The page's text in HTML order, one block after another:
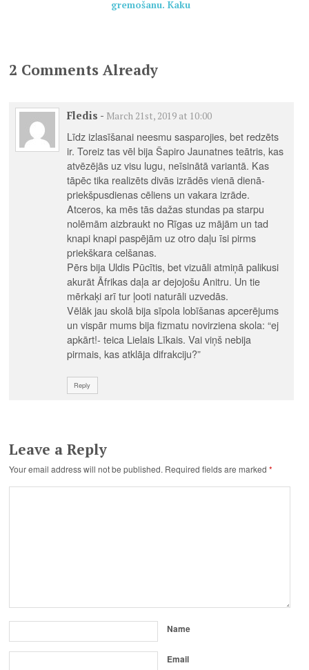
gremošanu. Kaku
2 Comments Already
Fledis - March 21st, 2019 at 10:00
Līdz izlasīšanai neesmu sasparojies, bet redzēts
ir. Toreiz tas vēl bija Šapiro Jaunatnes teātris, kas
atvēzējās uz visu lugu, neīsinātā variantā. Kas
tāpēc tika realizēts divās izrādēs vienā dienā-
priekšpusdienas cēliens un vakara izrāde.
Atceros, ka mēs tās dažas stundas pa starpu
nolēmām aizbraukt no Rīgas uz mājām un tad
knapi knapi paspējām uz otro daļu īsi pirms
priekškara celšanas.
Pērs bija Uldis Pūcītis, bet vizuāli atmiņā palikusi
akurāt Āfrikas daļa ar dejojošu Anitru. Un tie
mērkaķi arī tur ļooti naturāli uzvedās.
Vēlāk jau skolā bija sīpola lobīšanas apcerējums
un vispār mums bija fizmatu novirziena skola: “ej
apkārt!- teica Lielais Līkais. Vai viņš nebija
pirmais, kas atklāja difrakciju?”
Reply
Leave a Reply
Your email address will not be published. Required fields are marked*
Name
Email